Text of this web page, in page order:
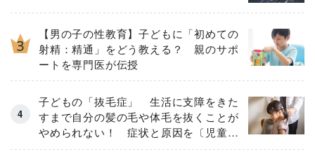
【男の子の性教育】子どもに「初めての
射精：精通」をどう教える？ 親のサポ
ートを専門医が伝授
子どもの「抜毛症」 生活に支障をきた
すまで自分の髪の毛や体毛を抜くことが
やめられない！ 症状と原因を〔児童精
神科医が解説〕